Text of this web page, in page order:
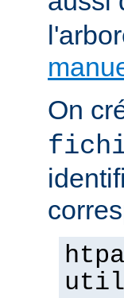
On